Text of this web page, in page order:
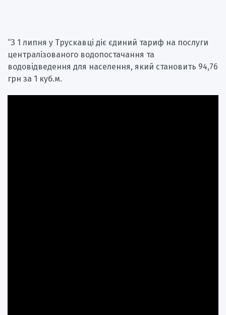
“З 1 липня у Трускавці діє єдиний тариф на послуги
централізованого водопостачання та
водовідведення для населення, який становить 94,76
грн за 1 куб.м.